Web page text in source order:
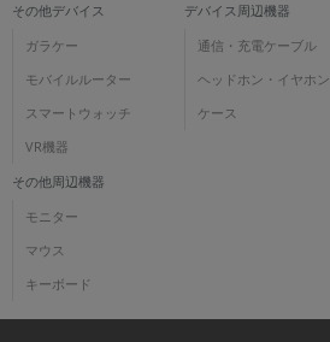
その他デバイス
ガラケー
モバイルルーター
スマートウォッチ
VR機器
デバイス周辺機器
通信・充電ケーブル
ヘッドホン・イヤホン
ケース
その他周辺機器
モニター
マウス
キーボード